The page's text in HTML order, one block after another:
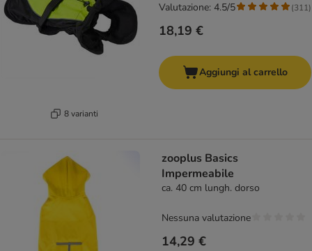
8 varianti
18,19 €
Valutazione: 4.5/5 (311)
Aggiungi al carrello
zooplus Basics
Impermeabile
ca. 40 cm lungh. dorso
14,29 €
Nessuna valutazione